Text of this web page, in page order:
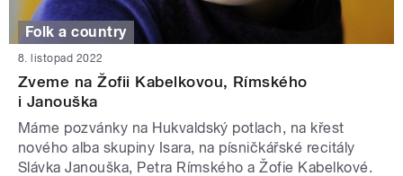
Folk a country
8. listopad 2022
Zveme na Žofii Kabelkovou, Rímského
i Janouška
Máme pozvánky na Hukvaldský potlach, na křest
nového alba skupiny Isara, na písničkářské recitály
Slávka Janouška, Petra Rímského a Žofie Kabelkové.